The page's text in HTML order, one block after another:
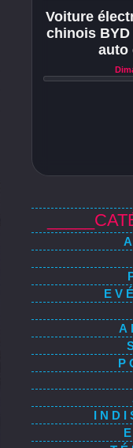
Voiture
chinois
auto